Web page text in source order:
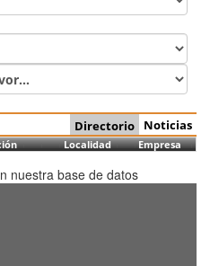
Directorio Noticias
Localidad Empresa
nuestra base de datos